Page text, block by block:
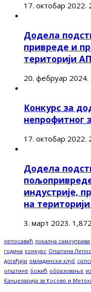
17. октобар 2022.
Додела
привреде и
територији
20. фебруар 2024.
Конкурс за
непрофитног
17. октобар 2022.
Додела
индустрије,
на
3. март 2023. 1,872
лепосавић локална самоуправа
година конкурс Општина
догађаји омладински клуб
општине божић образовање
Канцеларија за Косово и